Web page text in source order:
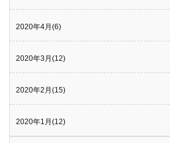
2020年4月(6)
2020年3月(12)
2020年2月(15)
2020年1月(12)